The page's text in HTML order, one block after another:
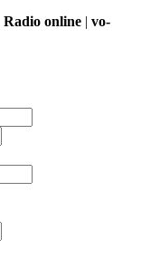
Radio online | vo-